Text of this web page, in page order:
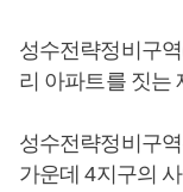
성수전략정비구
리 아파트를 짓는
성수전략정비구
가운데 4지구의